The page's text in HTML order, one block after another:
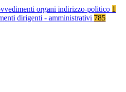
organi indirizzo-politico 1
dirigenti - amministrativi 785